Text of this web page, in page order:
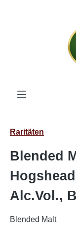
Raritäten
Blended
Alc.Vol.,
Blended Malt